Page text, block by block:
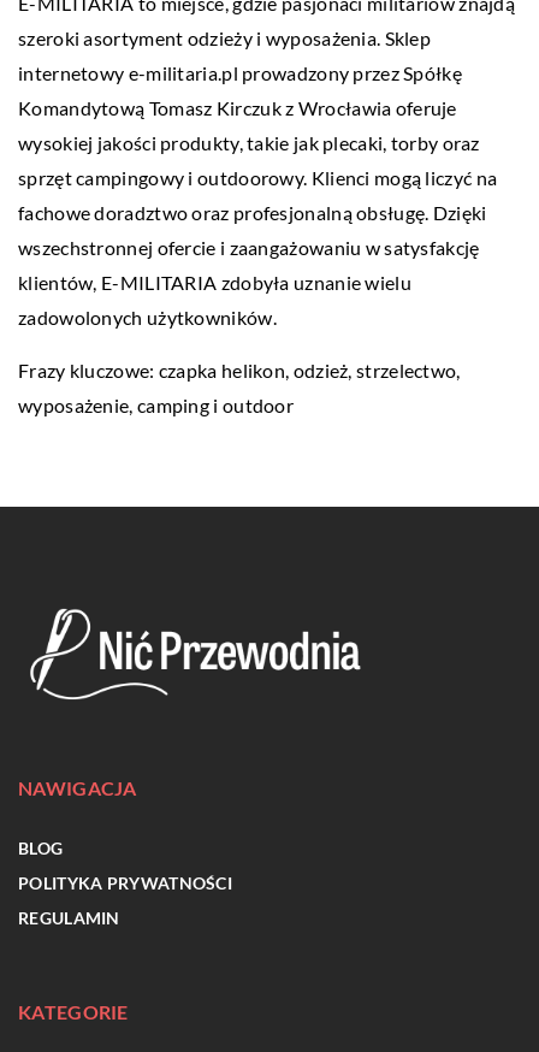
szeroki asortyment odzieży i wyposażenia. Sklep
internetowy e-militaria.pl prowadzony przez Spółkę
Komandytową Tomasz Kirczuk z Wrocławia oferuje
wysokiej jakości produkty, takie jak plecaki, torby oraz
sprzęt campingowy i outdoorowy. Klienci mogą liczyć na
fachowe doradztwo oraz profesjonalną obsługę. Dzięki
wszechstronnej ofercie i zaangażowaniu w satysfakcję
klientów, E-MILITARIA zdobyła uznanie wielu
zadowolonych użytkowników.
Frazy kluczowe: czapka helikon, odzież, strzelectwo,
wyposażenie, camping i outdoor
NAWIGACJA
BLOG
POLITYKA PRYWATNOŚCI
REGULAMIN
KATEGORIE